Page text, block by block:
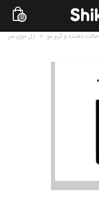
0
حالت دهنده و کرم مو > ژل موی سر